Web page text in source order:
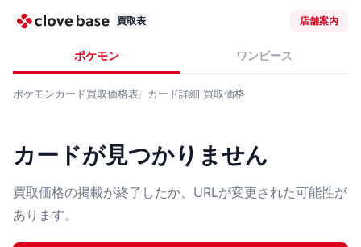
買取表 店舗案内
ポケモン ワンピース
ポケモンカード買取価格表 カード詳細 買取価格
カードが見つかりません
買取価格の掲載が終了したか、URLが変更された可能性が
あります。